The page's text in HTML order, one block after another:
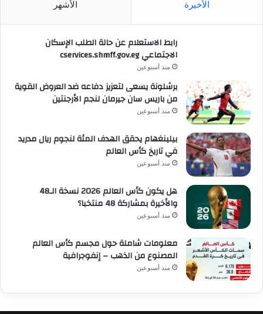
الأخيرة الأشهر
رابط الاستعلام عن حالة الطلب الإسكان
الاجتماعي cservices.shmff.gov.eg
منذ أسبوعين
برشلونة يسعى لتعزيز دفاعه ضد العروض القوية
من باريس سان جيرمان لنجم الأرجنتين
منذ أسبوعين
بيلينغهام يحقق الهدف المئة لنجوم ريال مدريد
في تاريخ كأس العالم
منذ أسبوعين
هل يكون كأس العالم 2026 نسخة الـ48
والأخيرة بمشاركة 48 منتخبا؟
منذ أسبوعين
معلومات شاملة حول مجسم كأس العالم
المصنوع من الذهب – إنفوجرافية
منذ أسبوعين